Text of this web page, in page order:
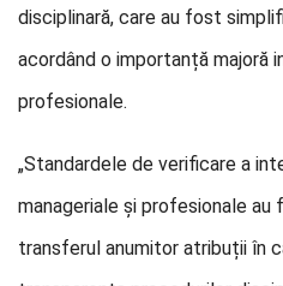
disciplinară, care au fost
acordând o importanță
profesionale.
„Standardele de verificare a
manageriale și profesionale
transferul anumitor atribuții în